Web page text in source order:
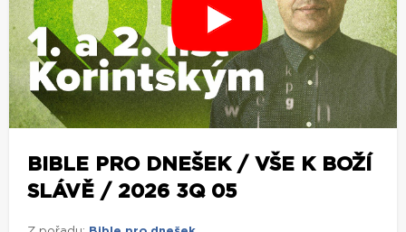
BIBLE PRO DNEŠEK / VŠE K BOŽÍ
SLÁVĚ / 2026 3Q 05